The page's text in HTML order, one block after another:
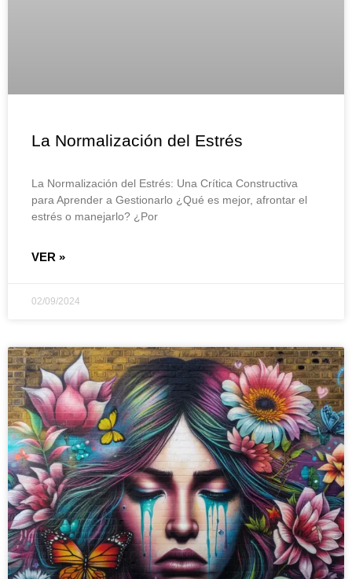
La Normalización del Estrés
La Normalización del Estrés: Una Crítica Constructiva
para Aprender a Gestionarlo ¿Qué es mejor, afrontar el
estrés o manejarlo? ¿Por
VER »
02/09/2024